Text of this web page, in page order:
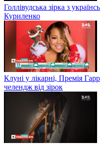
Голлівудська зірка з
Куриленко
Клуні у лікарні, Премія
челендж від зірок